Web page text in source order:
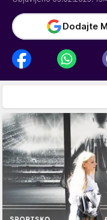
Dodajte